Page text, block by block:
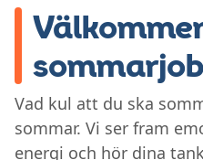
Fjärrvärme
Vatten & avlopp
Hållbarhet
Vad kul att du ska
sommar. Vi ser fram
energi och hör dina